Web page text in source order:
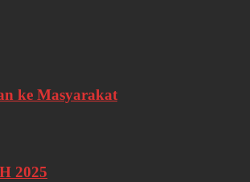
ke Masyarakat
2025